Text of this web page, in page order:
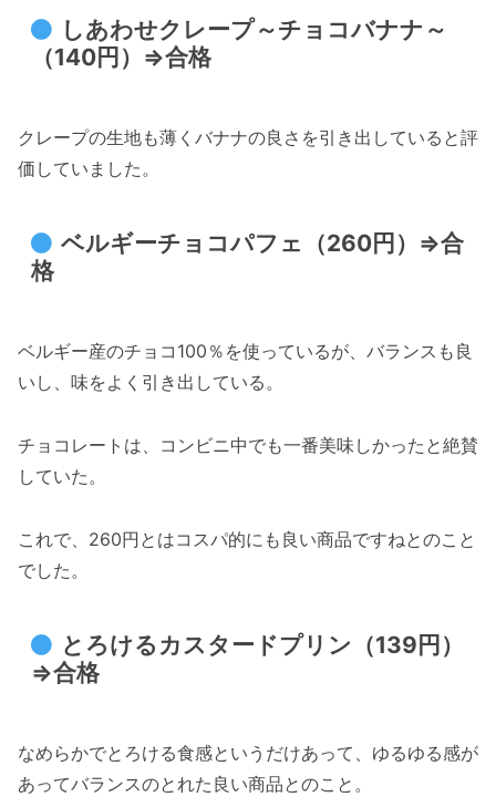
しあわせクレープ～チョコバナナ～
（140円）⇒合格
クレープの生地も薄くバナナの良さを引き出していると評
価していました。
ベルギーチョコパフェ（260円）⇒合
格
ベルギー産のチョコ100％を使っているが、バランスも良
いし、味をよく引き出している。
チョコレートは、コンビニ中でも一番美味しかったと絶賛
していた。
これで、260円とはコスパ的にも良い商品ですねとのこと
でした。
とろけるカスタードプリン（139円）
⇒合格
なめらかでとろける食感というだけあって、ゆるゆる感が
あってバランスのとれた良い商品とのこと。